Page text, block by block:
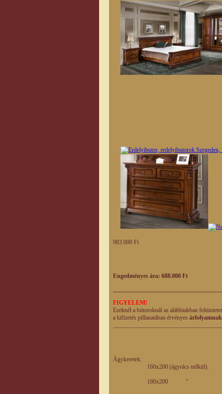
983.000 Ft
Engedményes ára: 688.000 Ft
FIGYELEM!
Ezeknél a bútoroknál az alábbiakban
a kifizetés pillanatában érvényes
Ágykeretek:
160x200 (ágyrács
180x200 "